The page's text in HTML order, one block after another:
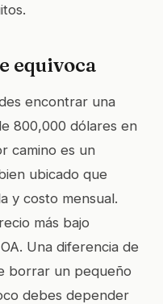
equivoca
encontrar una
800,000 dólares en
camino es un
ubicado que
y costo mensual.
más bajo
Una diferencia de
borrar un pequeño
debes depender